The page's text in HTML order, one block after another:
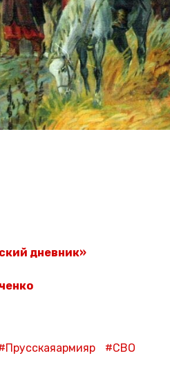
дневник»
Прусскаяармияр СВО